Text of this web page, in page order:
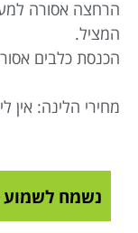
הרחצה אסורה
המציל.
הכנסת כלבים
מחירי הלינה: אין
נשמח לשמוע